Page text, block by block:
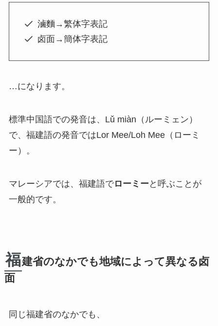
滷麵→繁体字表記
卤面→簡体字表記
…になります。
標準中国語での発音は、 Lǔ miàn（ルーミェン）
で、福建語の発音ではLor Mee/Loh Mee（ローミ
ー）
。
マレーシアでは、福建語でローミー と呼ぶことが
一般的です。
福建省のなかでも地域によって異なる卤
面
同じ福建省のなかでも、